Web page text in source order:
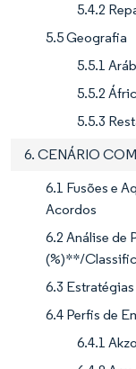
5.4.2
5.5 Geografia
5.5.1
5.5.2
5.5.3
6. CENÁRIO
6.1 Fusões e
Acordos
6.2 Análise de
(%)**/
6.3
6.4 Perfis de
6.4.1